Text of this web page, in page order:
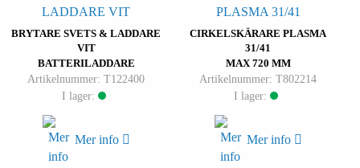
BRYTARE SVETS & LADDARE
VIT
BATTERILADDARE
Artikelnummer: T122400
I lager:
Mer info
CIRKELSKÄRARE PLASMA
31/41
MAX 720 MM
Artikelnummer: T802214
I lager:
Mer info